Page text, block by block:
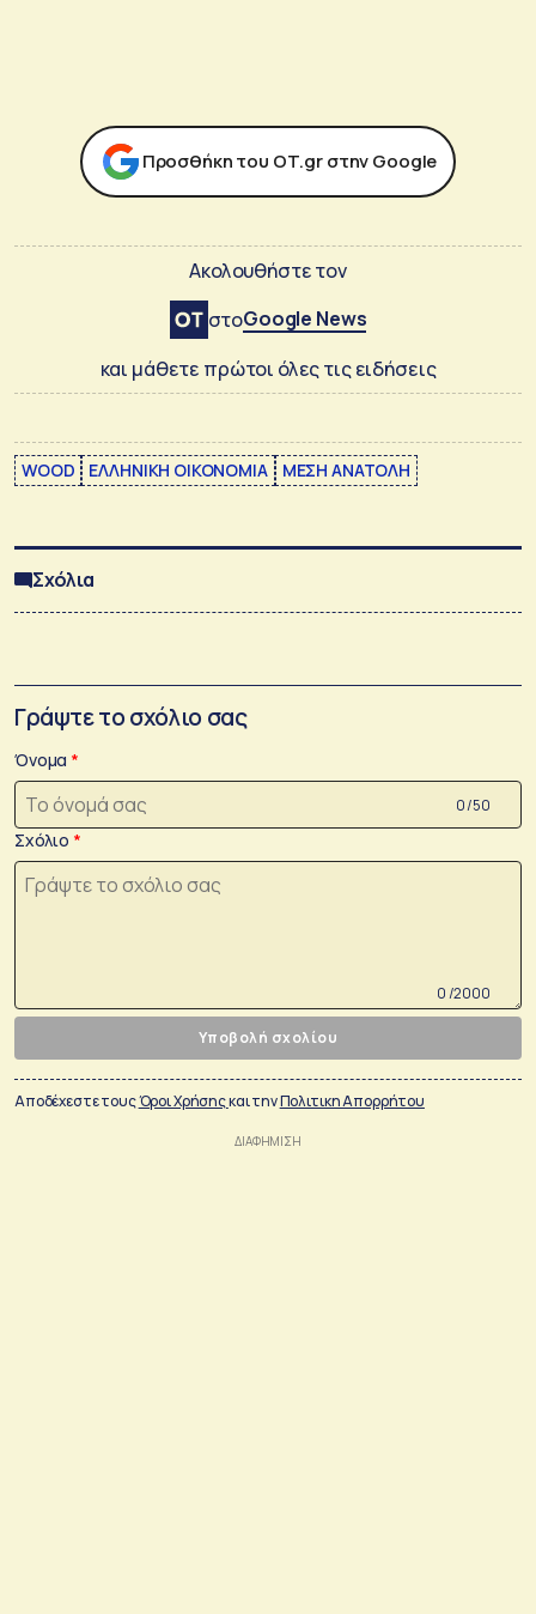
Προσθήκη του ΟΤ.gr στην Google
Ακολουθήστε τον
στοGoogle News
και μάθετε πρώτοι όλες τις ειδήσεις
WOOD ΕΛΛΗΝΙΚΗ ΟΙΚΟΝΟΜΙΑ ΜΕΣΗ ΑΝΑΤΟΛΗ
Σχόλια
Γράψτε το σχόλιο σας
Όνομα
0 /50
Σχόλιο
0 /2000
Υποβολή σχολίου
Αποδέχεστε τουςΌροι Χρήσηςκαι τηνΠολιτικη Απορρήτου